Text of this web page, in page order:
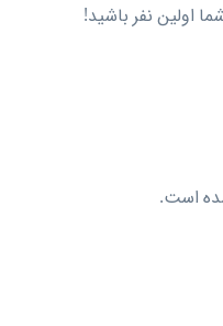
اولین نفر باشید!
است.